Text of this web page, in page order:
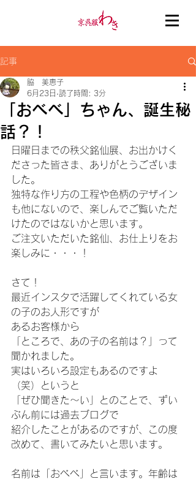
記事
「おべべ」ちゃん、誕生秘
話？！
脇 美恵子
6月23日 読了時間: 3分
日曜日までの秩父銘仙展、お出かけく
ださった皆さま、ありがとうございま
した。
独特な作り方の工程や色柄のデザイン
も他にないので、楽しんでご覧いただ
けたのではないかと思います。
ご注文いただいた銘仙、お仕上りをお
楽しみに・・・！
さて！
最近インスタで活躍してくれている女
の子のお人形ですが
あるお客様から
「ところで、あの子の名前は？」って
聞かれました。
実はいろいろ設定もあるのですよ
（笑）というと
「ぜひ聞きた～い」とのことで、ずい
ぶん前には過去ブログで
紹介したことがあるのですが、この度
改めて、書いてみたいと思います。
名前は「おべべ」と言います。年齢は